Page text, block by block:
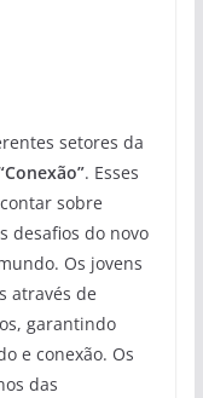
setores da
. Esses
sobre
desafios do novo
Os jovens
através de
garantindo
e conexão. Os
das